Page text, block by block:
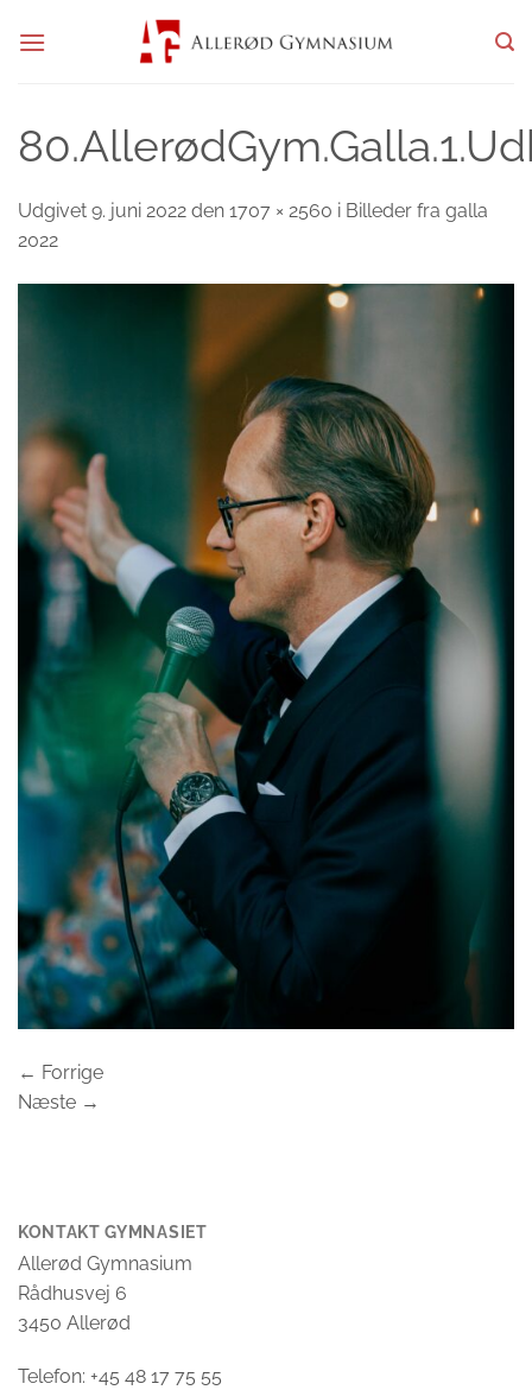
Udgivet 9. juni 2022 den 1707 × 2560 i Billeder fra galla
2022
← Forrige
Næste →
KONTAKT GYMNASIET
Allerød Gymnasium
Rådhusvej 6
3450 Allerød
Telefon: +45 48 17 75 55